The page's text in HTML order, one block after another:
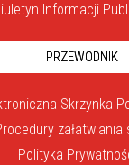
Informacji
PRZEWODNIK
Skrzynka
załatwiania
Polityka